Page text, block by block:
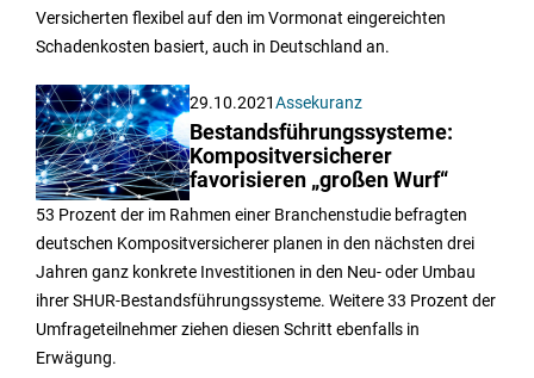
Versicherten flexibel auf den im Vormonat eingereichten
Schadenkosten basiert, auch in Deutschland an.
29.10.2021Assekuranz
Bestandsführungssysteme:
Kompositversicherer
favorisieren „großen Wurf“
53 Prozent der im Rahmen einer Branchenstudie befragten
deutschen Kompositversicherer planen in den nächsten drei
Jahren ganz konkrete Investitionen in den Neu- oder Umbau
ihrer SHUR-Bestandsführungssysteme. Weitere 33 Prozent der
Umfrageteilnehmer ziehen diesen Schritt ebenfalls in
Erwägung.